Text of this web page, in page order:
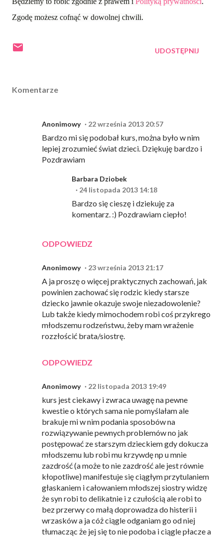
Zgodę możesz cofnąć w dowolnej chwili.
UDOSTĘPNIJ
Komentarze
Anonimowy 22 września 2013 20:57
Bardzo mi się podobał kurs, można było w nim
lepiej zrozumieć świat dzieci. Dziękuję bardzo i
Pozdrawiam
ODPOWIEDZ
Barbara Dziobek
24 listopada 2013 14:18
Bardzo się cieszę i dziekuję za
komentarz. :) Pozdrawiam ciepło!
Anonimowy 23 września 2013 21:17
A ja proszę o więcej praktycznych zachowań, jak
powinien zachować się rodzic kiedy starsze
dziecko jawnie okazuje swoje niezadowolenie?
Lub także kiedy mimochodem robi coś przykrego
młodszemu rodzeństwu, żeby mam wrażenie
rozzłościć brata/siostrę.
ODPOWIEDZ
Anonimowy 22 listopada 2013 19:49
kurs jest ciekawy i zwraca uwagę na pewne
kwestie o których sama nie pomyślałam ale
brakuje mi w nim podania sposobów na
rozwiązywanie pewnych problemów no jak
postępować ze starszym dzieckiem gdy dokucza
młodszemu lub robi mu krzywdę np u mnie
zazdrość (a może to nie zazdrość ale jest równie
kłopotliwe) manifestuje się ciągłym przytulaniem
głaskaniem i całowaniem młodszej siostry widzę
że syn robi to delikatnie i z czułością ale robi to
bez przerwy co małą doprowadza do histerii i
wrzasków a ja cóż ciągle odganiam go od niej
tłumacząc że jej się to nie podoba i ciągle płacze a